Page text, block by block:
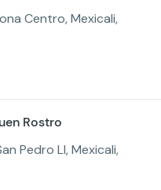
Centro, Mexicali,
Rostro
Pedro Ll, Mexicali,